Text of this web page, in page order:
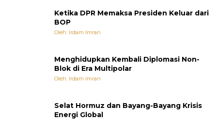
Ketika DPR Memaksa Presiden Keluar dari
BOP
Oleh: Irdam Imran
Menghidupkan Kembali Diplomasi Non-
Blok di Era Multipolar
Oleh: Irdam Imran
Selat Hormuz dan Bayang-Bayang Krisis
Energi Global